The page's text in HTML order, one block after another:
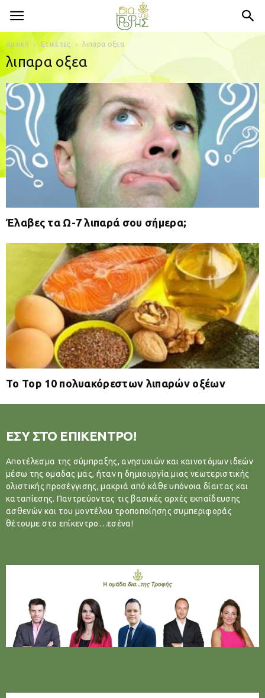
Αρχική Ετικέτες λιπαρα οξεα
λιπαρα οξεα
Έλαβες τα Ω-7 λιπαρά σου σήμερα;
Το Top 10 πολυακόρεστων λιπαρών οξέων
ΕΣΥ ΣΤΟ ΕΠΙΚΕΝΤΡΟ!
Αποτέλεσμα της σύμπραξης, ανησυχιών και καινοτόμων ιδεών
μέσω της ομαδας μας, ήταν η δημιουργία μιας νεωτεριστικής
ολιστικής προσέγγισης, μακριά από κάθε υπόνοια δίαιτας και
καταπίεσης. Παντρεύοντας τις βασικές αρχές εκπαίδευσης
ασθενών και του μοντέλου τροποποίησης συμπεριφοράς
θέτουμε στο επίκεντρο…εσένα!